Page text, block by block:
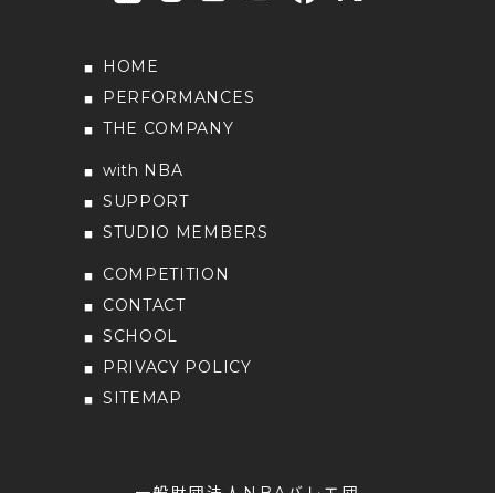
HOME
PERFORMANCES
THE COMPANY
with NBA
SUPPORT
STUDIO MEMBERS
COMPETITION
CONTACT
SCHOOL
PRIVACY POLICY
SITEMAP